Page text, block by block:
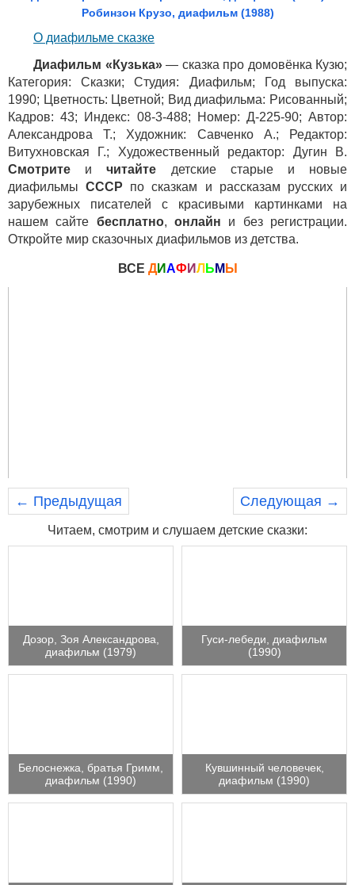
Робинзон Крузо, диафильм (1988)
О диафильме сказке
Диафильм «Кузька»— сказка про домовёнка Кузю;
Категория: Сказки; Студия: Диафильм; Год выпуска:
1990; Цветность: Цветной; Вид диафильма: Рисованный;
Кадров: 43; Индекс: 08-3-488; Номер: Д-225-90; Автор:
Александрова Т.; Художник: Савченко А.; Редактор:
Витухновская Г.; Художественный редактор: Дугин В.
Смотрите ичитайте детские старые и новые
диафильмыСССР по сказкам и рассказам русских и
зарубежных писателей с красивыми картинками на
нашем сайте бесплатно,онлайн и без регистрации.
Откройте мир сказочных диафильмов из детства.
ВСЕ ДИАФ ИЛ Ь М Ы
← Предыдущая Следующая →
Читаем, смотрим и слушаем детские сказки:
Дозор, Зоя Александрова,
диафильм (1979)
Гуси-лебеди, диафильм
(1990)
Белоснежка, братья Гримм,
диафильм (1990)
Кувшинный человечек,
диафильм (1990)